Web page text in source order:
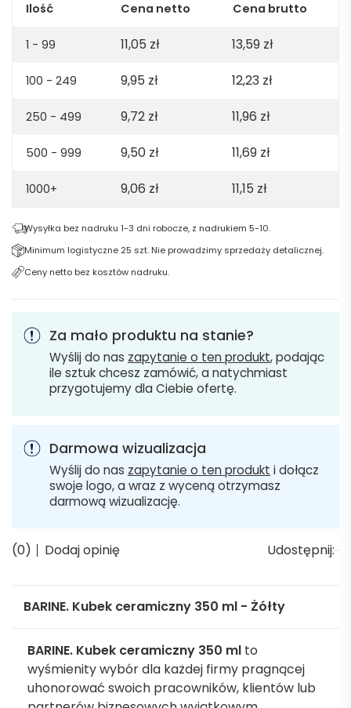
Ilość Cena netto Cena brutto
1 - 99 11,05 zł 13,59 zł
100 - 249 9,95 zł 12,23 zł
250 - 499 9,72 zł 11,96 zł
500 - 999 9,50 zł 11,69 zł
1000+ 9,06 zł 11,15 zł
Wysyłka bez nadruku 1-3 dni robocze, z nadrukiem 5-10.
Minimum logistyczne 25 szt. Nie prowadzimy sprzedaży detalicznej.
Ceny netto bez kosztów nadruku.
Za mało produktu na stanie?
Wyślij do nas zapytanie o ten produkt, podając
ile sztuk chcesz zamówić, a natychmiast
przygotujemy dla Ciebie ofertę.
Darmowa wizualizacja
Wyślij do nas zapytanie o ten produkt i dołącz
swoje logo, a wraz z wyceną otrzymasz
darmową wizualizację.
(0) Dodaj opinię Udostępnij:
BARINE. Kubek ceramiczny 350 ml - Żółty
BARINE. Kubek ceramiczny 350 ml to
wyśmienity wybór dla każdej firmy pragnącej
uhonorować swoich pracowników, klientów lub